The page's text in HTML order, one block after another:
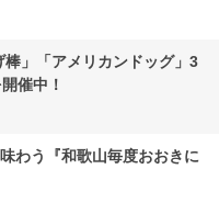
棒」「アメリカンドッグ」3
催中！
わう『和歌山毎度おおきに